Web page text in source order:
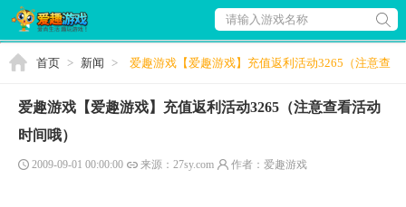
请输入游戏名称
首页 > 新闻 >
爱趣游戏【爱趣游戏】充值返利活动3265（注意查
爱趣游戏【爱趣游戏】充值返利活动3265（注意查看活动
时间哦）
2009-09-01 00:00:00 来源：27sy.com 作者：爱趣游戏